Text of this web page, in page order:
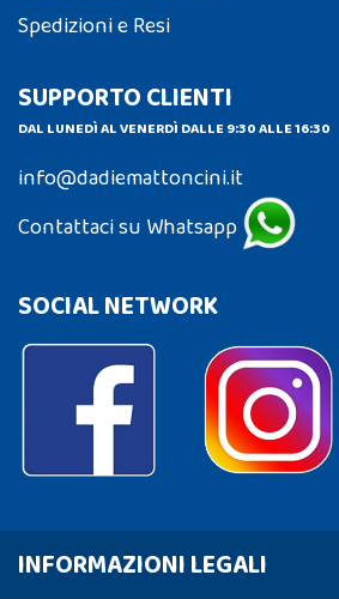
Spedizioni e Resi
SUPPORTO CLIENTI
DAL LUNEDÌ AL VENERDÌ DALLE 9:30 ALLE 16:30
info@dadiemattoncini.it
Contattaci su Whatsapp
SOCIAL NETWORK
INFORMAZIONI LEGALI